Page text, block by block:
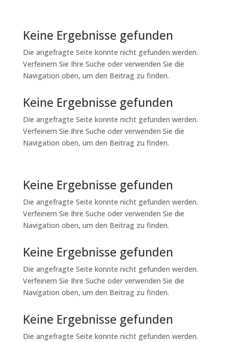
Keine Ergebnisse gefunden
Die angefragte Seite konnte nicht gefunden werden.
Verfeinern Sie Ihre Suche oder verwenden Sie die
Navigation oben, um den Beitrag zu finden.
Keine Ergebnisse gefunden
Die angefragte Seite konnte nicht gefunden werden.
Verfeinern Sie Ihre Suche oder verwenden Sie die
Navigation oben, um den Beitrag zu finden.
Keine Ergebnisse gefunden
Die angefragte Seite konnte nicht gefunden werden.
Verfeinern Sie Ihre Suche oder verwenden Sie die
Navigation oben, um den Beitrag zu finden.
Keine Ergebnisse gefunden
Die angefragte Seite konnte nicht gefunden werden.
Verfeinern Sie Ihre Suche oder verwenden Sie die
Navigation oben, um den Beitrag zu finden.
Keine Ergebnisse gefunden
Die angefragte Seite konnte nicht gefunden werden.